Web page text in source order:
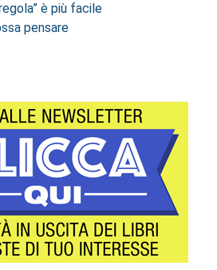
è più facile
pensare